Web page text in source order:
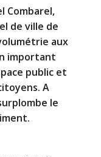
Combarel,
de ville de
aux
important
public et
A
le